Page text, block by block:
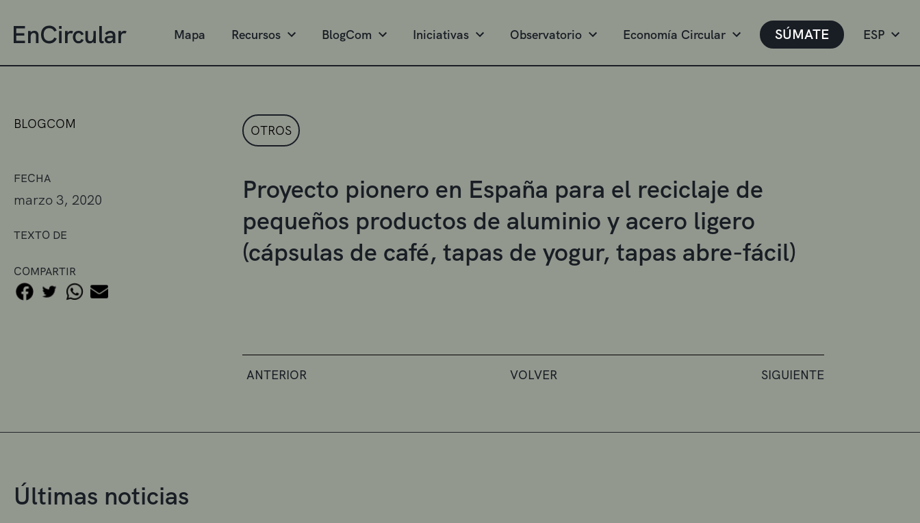
Mapa Recursos BlogCom Iniciativas Observatorio Economía Circular SÚMATE ESP
BLOGCOM
FECHA
marzo 3, 2020
TEXTO DE
COMPARTIR
OTROS
Proyecto pionero en España para el reciclaje de
pequeños productos de aluminio y acero ligero
(cápsulas de café, tapas de yogur, tapas abre-fácil)
ANTERIOR VOLVER SIGUIENTE
Últimas noticias